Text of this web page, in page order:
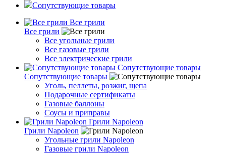
Сопутствующие товары
Все грили
Все грили
Все угольные грили
Все газовые грили
Все электрические грили
Сопутствующие товары
Сопутствующие товары
Уголь, пеллеты, розжиг, щепа
Подарочные сертификаты
Газовые баллоны
Соусы и приправы
Грили Napoleon
Грили Napoleon
Угольные грили Napoleon
Газовые грили Napoleon